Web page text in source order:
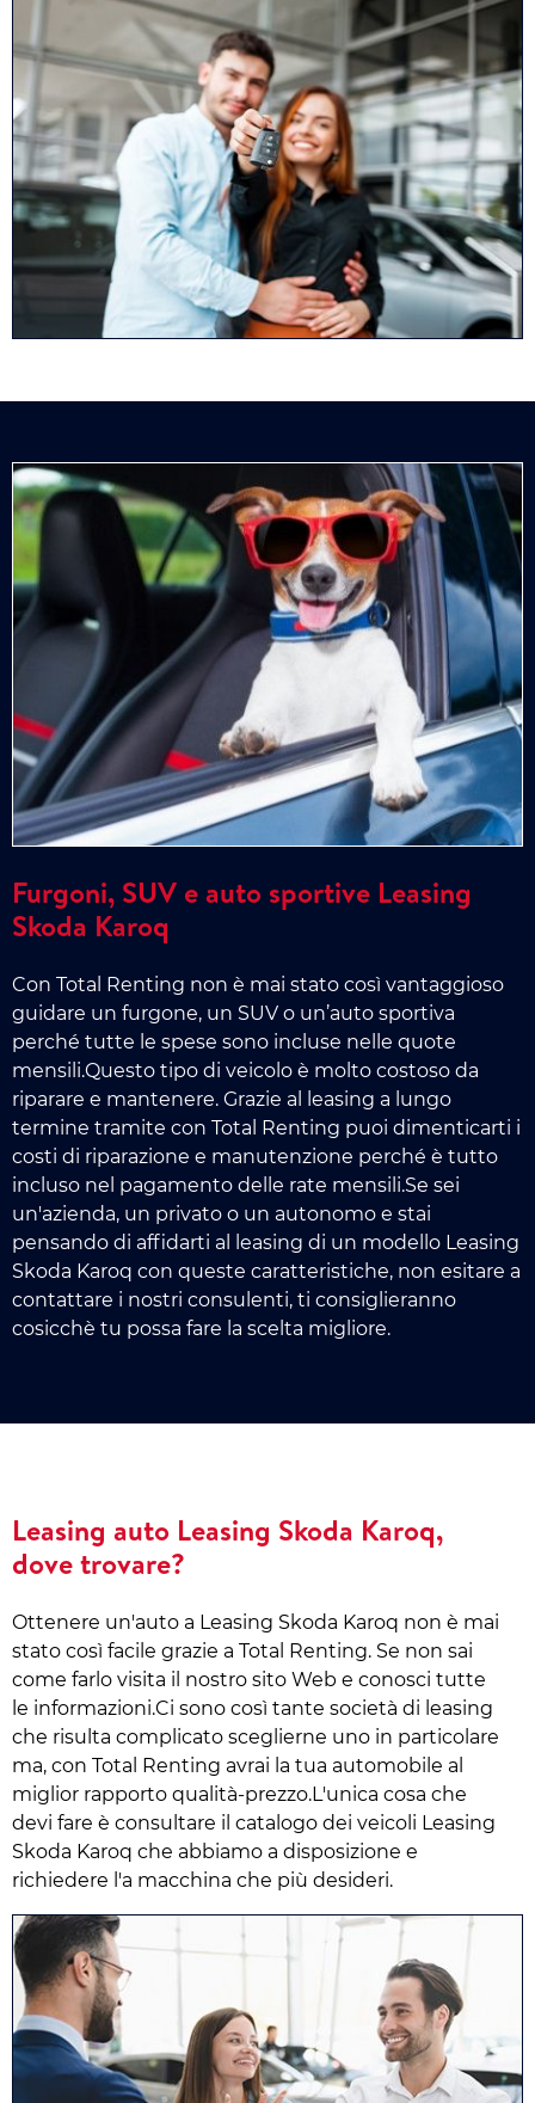
Furgoni, SUV e auto sportive Leasing
Skoda Karoq
Con Total Renting non è mai stato così vantaggioso
guidare un furgone, un SUV o un’auto sportiva
perché tutte le spese sono incluse nelle quote
mensili.Questo tipo di veicolo è molto costoso da
riparare e mantenere. Grazie al leasing a lungo
termine tramite con Total Renting puoi dimenticarti i
costi di riparazione e manutenzione perché è tutto
incluso nel pagamento delle rate mensili.Se sei
un'azienda, un privato o un autonomo e stai
pensando di affidarti al leasing di un modello Leasing
Skoda Karoq con queste caratteristiche, non esitare a
contattare i nostri consulenti, ti consiglieranno
cosicchè tu possa fare la scelta migliore.
Leasing auto Leasing Skoda Karoq,
dove trovare?
Ottenere un'auto a Leasing Skoda Karoq non è mai
stato così facile grazie a Total Renting. Se non sai
come farlo visita il nostro sito Web e conosci tutte
le informazioni.Ci sono così tante società di leasing
che risulta complicato sceglierne uno in particolare
ma, con Total Renting avrai la tua automobile al
miglior rapporto qualità-prezzo.L'unica cosa che
devi fare è consultare il catalogo dei veicoli Leasing
Skoda Karoq che abbiamo a disposizione e
richiedere l'a macchina che più desideri.